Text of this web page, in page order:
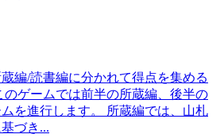
編/読書編に分かれて得点を集める
ゲームでは前半の所蔵編、後半の
を進行します。 所蔵編では、山札
づき...